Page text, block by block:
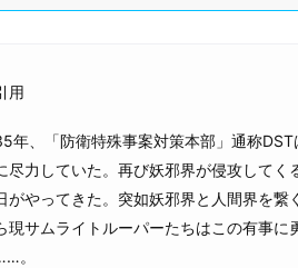
用
年、「防衛特殊事案対策本部」通称
尽力していた。再び妖邪界が侵攻して
がやってきた。突如妖邪界と人間界を
現サムライトルーパーたちはこの有事に
。